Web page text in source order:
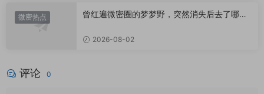
微密热点
曾红遍微密圈的梦梦野，突然消失后去了哪
2026-08-02
评论 0